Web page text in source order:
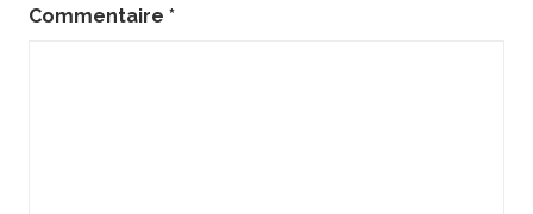
Commentaire *